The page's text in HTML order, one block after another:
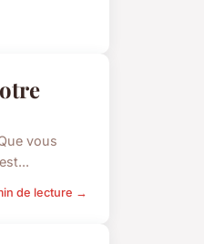
vous
de lecture →